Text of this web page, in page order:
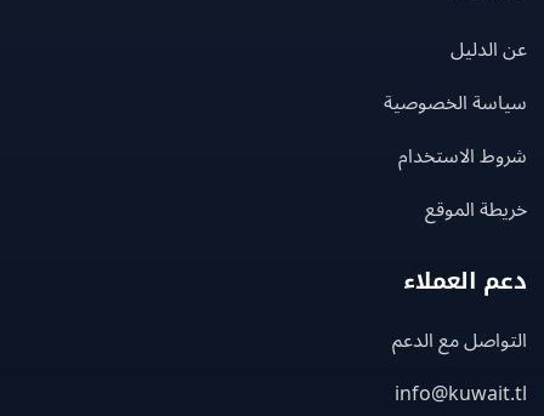
الخصوصية
الاستخدام
الموقع
العملاء
مع الدعم